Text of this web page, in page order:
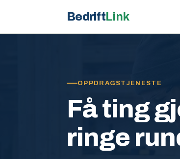
BedriftLink
OPPDRAGSTJENESTE
Få ting
ringe